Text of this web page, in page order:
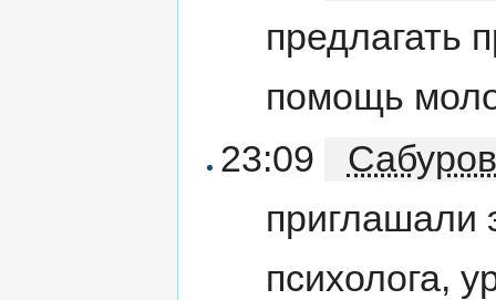
предлагать
помощь
23:09
приглашали
психолога,